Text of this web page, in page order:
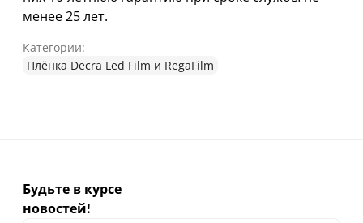
менее 25 лет.
Категории:
Плёнка Decra Led Film и RegaFilm
Будьте в курсе
новостей!